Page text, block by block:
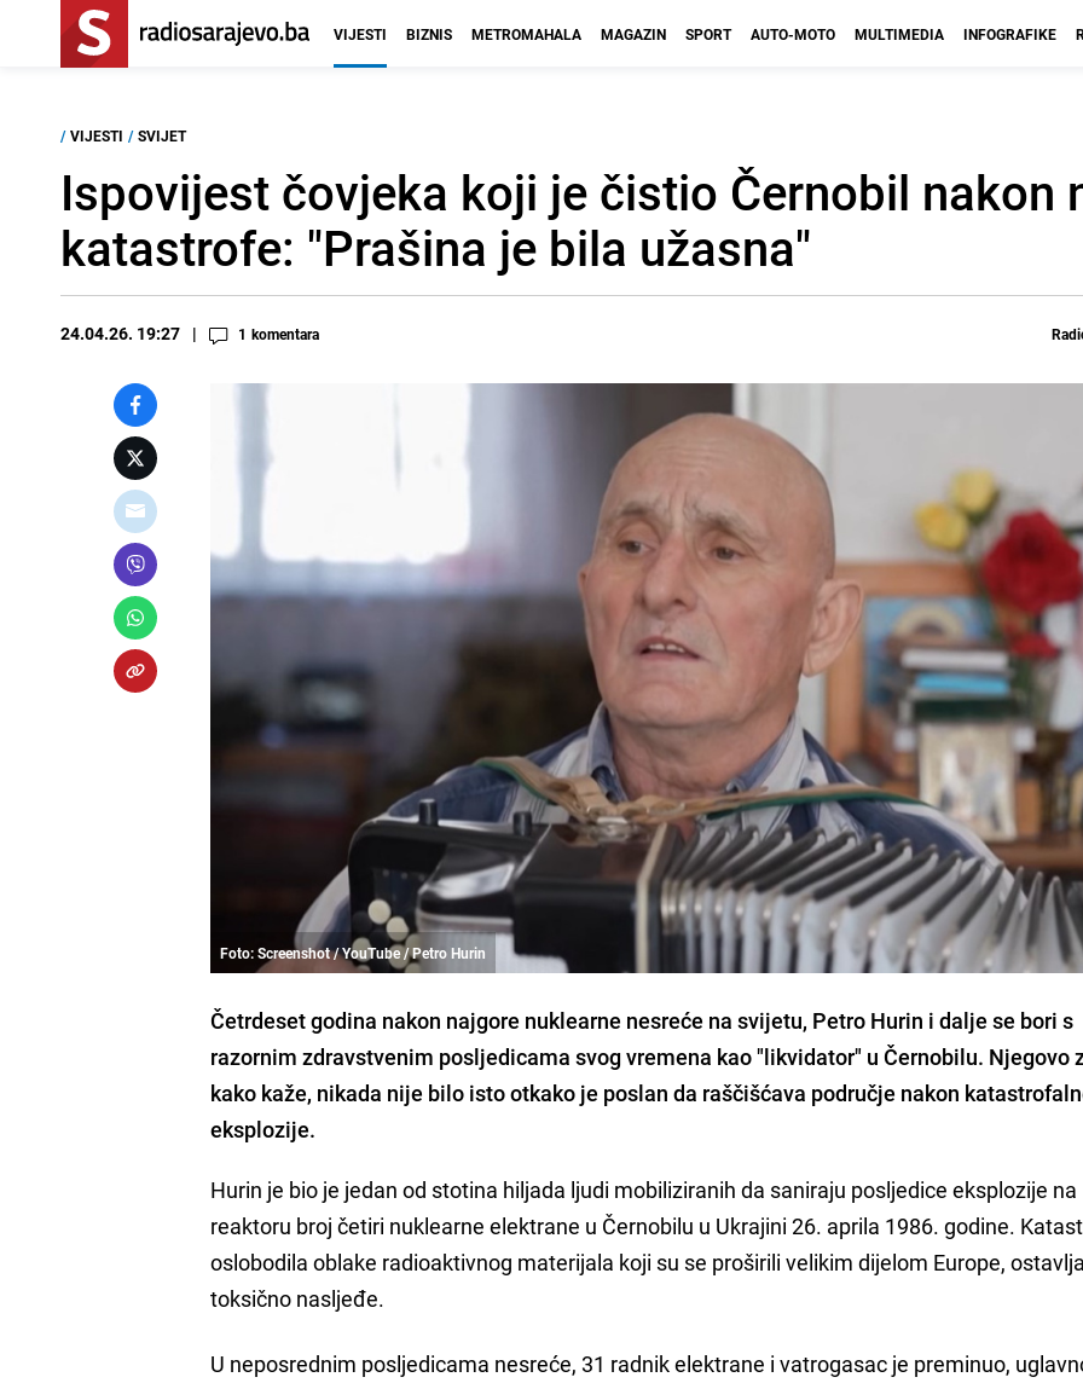
VIJESTI BIZNIS METROMAHALA MAGAZIN SPORT AUTO-MOTO MULTIMEDIA INFOGRAFIKE
/ VIJESTI / SVIJET
Ispovijest čovjeka koji je čistio Černobil nakon
katastrofe: "Prašina je bila užasna"
24.04.26. 19:27 1 komentara
Foto: Screenshot / YouTube / Petro Hurin
Četrdeset godina nakon najgore nuklearne nesreće na svijetu, Petro Hurin i dalje se bori s
razornim zdravstvenim posljedicama svog vremena kao "likvidator" u Černobilu. Njegovo
kako kaže, nikada nije bilo isto otkako je poslan da raščišćava područje nakon
eksplozije.
Hurin je bio je jedan od stotina hiljada ljudi mobiliziranih da saniraju posljedice eksplozije na
reaktoru broj četiri nuklearne elektrane u Černobilu u Ukrajini 26. aprila 1986. godine.
oslobodila oblake radioaktivnog materijala koji su se proširili velikim dijelom Europe,
toksično nasljeđe.
U neposrednim posljedicama nesreće, 31 radnik elektrane i vatrogasac je preminuo,